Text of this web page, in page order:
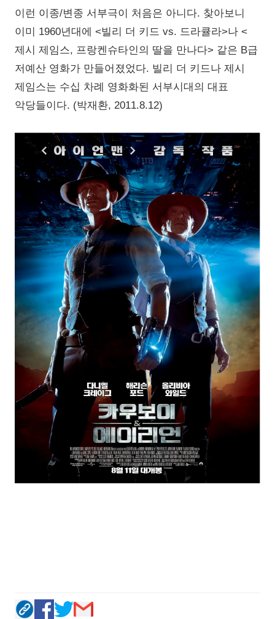
이런 이종/변종 서부극이 처음은 아니다. 찾아보니
이미 1960년대에 <빌리 더 키드 vs. 드라큘라>나 <
제시 제임스, 프랑켄슈타인의 딸을 만나다> 같은 B급
저예산 영화가 만들어졌었다. 빌리 더 키드나 제시
제임스는 수십 차례 영화화된 서부시대의 대표
악당들이다. (박재환, 2011.8.12)